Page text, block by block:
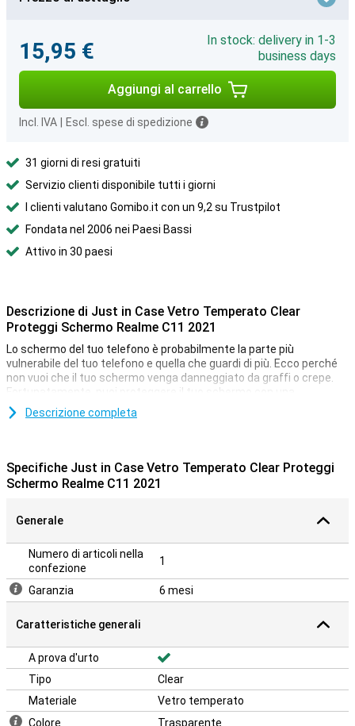
15,95 €
In stock: delivery in 1-3
business days
Aggiungi al carrello
Incl. IVA Escl. spese di spedizione
31 giorni di resi gratuiti
Servizio clienti disponibile tutti i giorni
I clienti valutano Gomibo.it con un 9,2 su Trustpilot
Fondata nel 2006 nei Paesi Bassi
Attivo in 30 paesi
Descrizione di Just in Case Vetro Temperato Clear
Proteggi Schermo Realme C11 2021
Lo schermo del tuo telefono è probabilmente la parte più
vulnerabile del tuo telefono e quella che guardi di più. Ecco perché
non vuoi che il tuo schermo venga danneggiato da graffi o crepe.
Fortunatamente, puoi proteggere il tuo schermo con una
protezione per lo schermo.
Descrizione completa
Specifiche Just in Case Vetro Temperato Clear Proteggi
Schermo Realme C11 2021
Generale
Numero di articoli nella
confezione
1
Garanzia 6 mesi
Caratteristiche generali
A prova d'urto
Tipo
Clear
Materiale
Vetro temperato
Colore
Trasparente